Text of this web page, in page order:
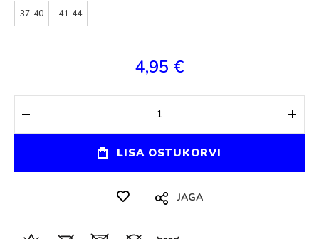
37-40 41-44
4,95 €
LISA OSTUKORVI
JAGA